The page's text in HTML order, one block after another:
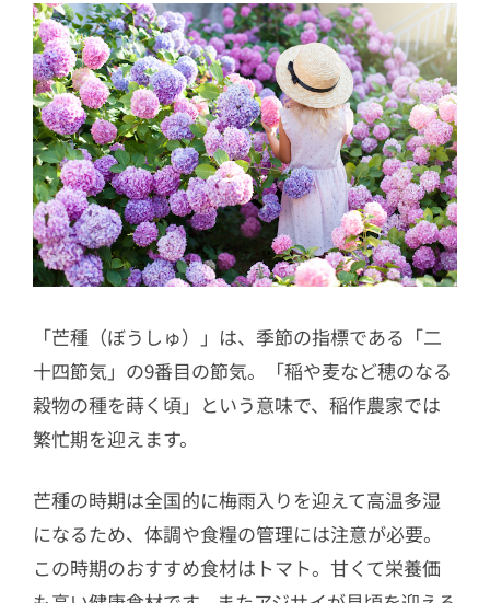
「芒種（ぼうしゅ）」は、季節の指標である「二
十四節気」の9番目の節気。「稲や麦など穂のなる
穀物の種を蒔く頃」という意味で、稲作農家では
繁忙期を迎えます。
芒種の時期は全国的に梅雨入りを迎えて高温多湿
になるため、体調や食糧の管理には注意が必要。
この時期のおすすめ食材はトマト。甘くて栄養価